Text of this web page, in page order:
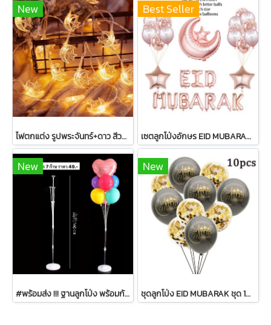
New
ไฟตกแต่ง รูปพระจันทร์+ดาว สีวอร์มไวท์ 20 หัว
Best Seller
เซตลูกโป่งอักษร EID MUBARAK+ตกแต่งรวม 33 ชิ้น
New
#พร้อมส่ง !!! ฐานลูกโป่ง พร้อมก้าน
New
ชุดลูกโป่ง EID MUBARAK ชุด 10 ลูก